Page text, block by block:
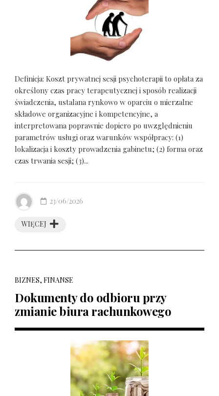
Definicja: Koszt prywatnej sesji psychoterapii to opłata za
określony czas pracy terapeutycznej i sposób realizacji
świadczenia, ustalana rynkowo w oparciu o mierzalne
składowe organizacyjne i kompetencyjne, a
interpretowana poprawnie dopiero po uwzględnieniu
parametrów usługi oraz warunków współpracy: (1)
lokalizacja i koszty prowadzenia gabinetu; (2) forma oraz
czas trwania sesji; (3)...
WIĘCEJ
23/06/2026
BIZNES, FINANSE
Dokumenty do odbioru przy
zmianie biura rachunkowego